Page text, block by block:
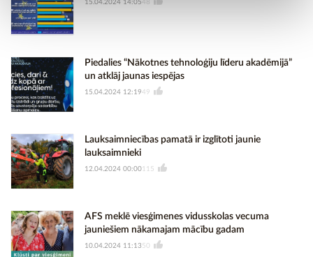
15.04.2024 14:0548
Piedalies “Nākotnes tehnoloģiju līderu akadēmijā”
un atklāj jaunas iespējas
15.04.2024 12:1949
Lauksaimniecības pamatā ir izglītoti jaunie
lauksaimnieki
12.04.2024 00:00115
AFS meklē viesģimenes vidusskolas vecuma
jauniešiem nākamajam mācību gadam
10.04.2024 11:13 50